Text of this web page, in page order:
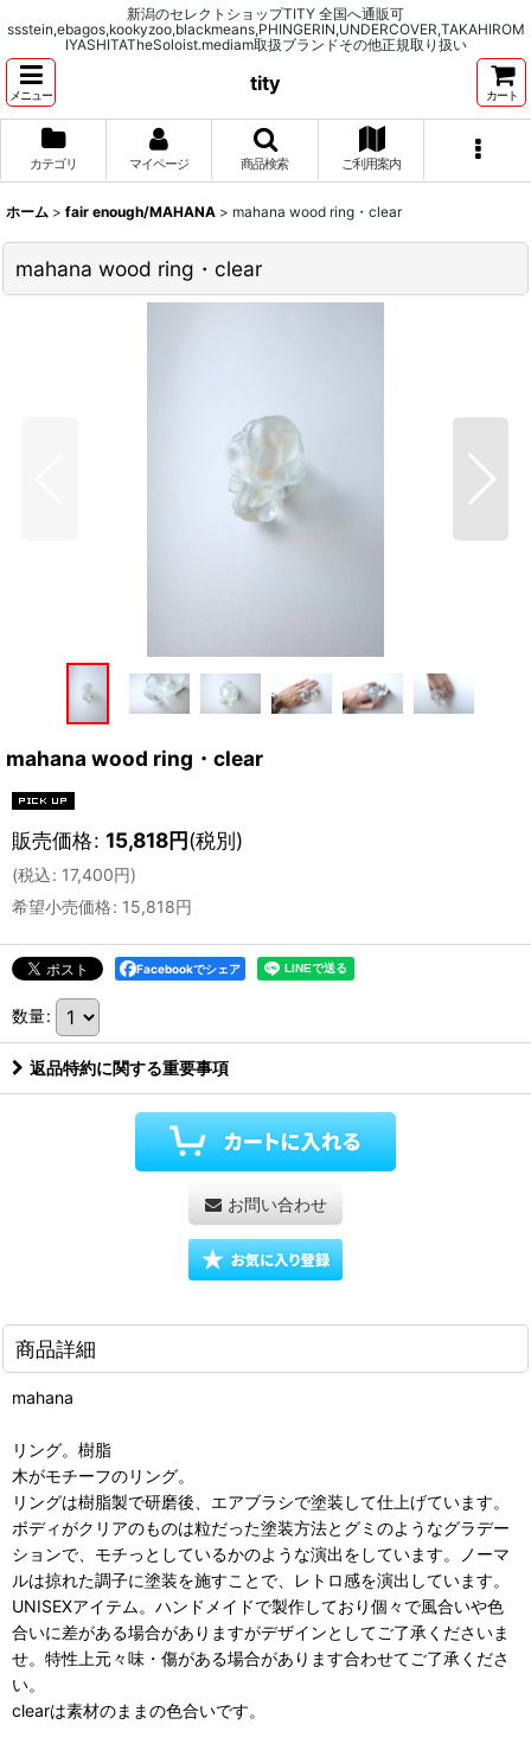
新潟のセレクトショップTITY 全国へ通販可
ssstein,ebagos,kookyzoo,blackmeans,PHINGERIN,UNDERCOVER,TAKAHIROM
IYASHITATheSoloist.mediam取扱ブランドその他正規取り扱い
メニュー
tity
カート
カテゴリ マイページ 商品検索 ご利用案内
ホーム > fair enough/MAHANA > mahana wood ring・clear
mahana wood ring・clear
mahana wood ring・clear
販売価格: 15,818円(税別)
(税込: 17,400円)
希望小売価格: 15,818円
Facebookでシェア
数量:
返品特約に関する重要事項
お問い合わせ
商品詳細
mahana
リング。樹脂
木がモチーフのリング。
リングは樹脂製で研磨後、エアブラシで塗装して仕上げています。
ボディがクリアのものは粒だった塗装方法とグミのようなグラデー
ションで、モチっとしているかのような演出をしています。ノーマ
ルは掠れた調子に塗装を施すことで、レトロ感を演出しています。
UNISEXアイテム。ハンドメイドで製作しており個々で風合いや色
合いに差がある場合がありますがデザインとしてご了承くださいま
せ。特性上元々味・傷がある場合があります合わせてご了承くださ
い。
clearは素材のままの色合いです。